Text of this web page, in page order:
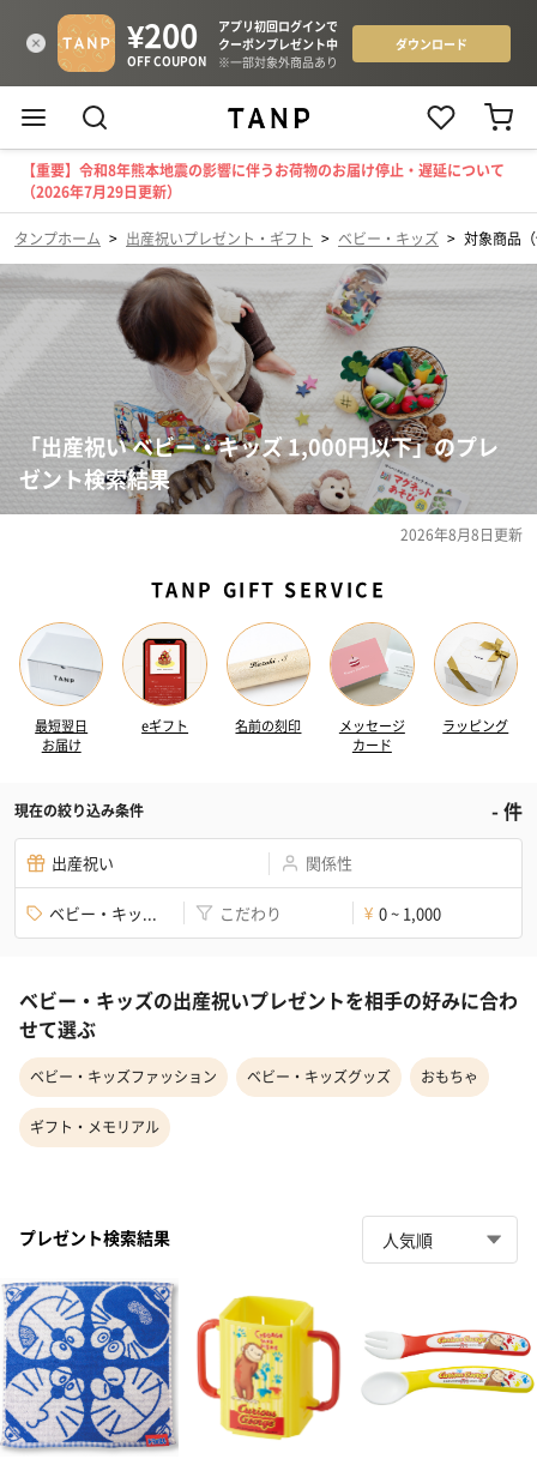
【重要】令和8年熊本地震の影響に伴うお荷物のお届け停止・遅延について
（2026年7月29日更新）
タンプホーム > 出産祝いプレゼント・ギフト > ベビー・キッズ > 対象商品
「出産祝い ベビー・キッズ 1,000円以下」のプレ
ゼント検索結果
2026年8月8日更新
TANP GIFT SERVICE
最短翌日
お届け
eギフト 名前の刻印
メッセージ
カード
ラッピング
現在の絞り込み条件 -件
出産祝い 関係性
ベビー・キッ... こだわり ¥ 0 ~ 1,000
ベビー・キッズの出産祝いプレゼントを相手の好みに合わ
せて選ぶ
ベビー・キッズファッション ベビー・キッズグッズ おもちゃ
ギフト・メモリアル
プレゼント検索結果